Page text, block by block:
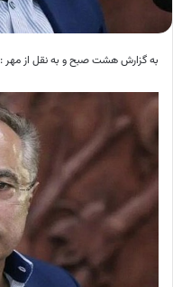
به گزارش هشت صبح و به نقل از مهر :